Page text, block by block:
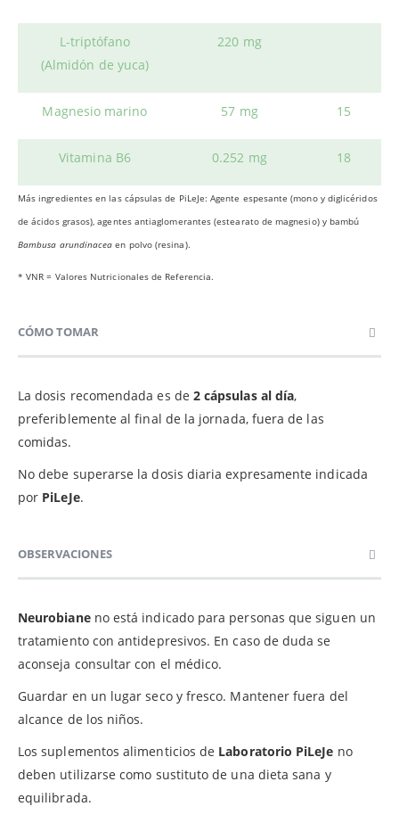
L-triptófano
(Almidón de yuca)
220 mg
Magnesio marino 57 mg 15
Vitamina B6 0.252 mg 18
Más ingredientes en las cápsulas de PiLeJe: Agente espesante (mono y diglicéridos
de ácidos grasos), agentes antiaglomerantes (estearato de magnesio) y bambú
Bambusa arundinacea en polvo (resina).
* VNR = Valores Nutricionales de Referencia.
CÓMO TOMAR
La dosis recomendada es de 2 cápsulas al día,
preferiblemente al final de la jornada, fuera de las
comidas.
No debe superarse la dosis diaria expresamente indicada
por PiLeJe.
OBSERVACIONES
Neurobianeno está indicado para personas que siguen un
tratamiento con antidepresivos. En caso de duda se
aconseja consultar con el médico.
Guardar en un lugar seco y fresco. Mantener fuera del
alcance de los niños.
Los suplementos alimenticios de Laboratorio PiLeJe no
deben utilizarse como sustituto de una dieta sana y
equilibrada.